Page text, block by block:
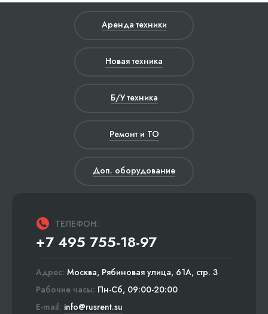
Аренда техники
Новая техника
Б/У техника
Ремонт и ТО
Доп. оборудование
ТЕЛЕФОН:
+7 495 755-18-97
Адрес: Москва, Рябиновая улица, 61А, стр. 3
Рабочие часы: Пн-Сб, 09:00-20:00
E-mail: info@rusrent.su